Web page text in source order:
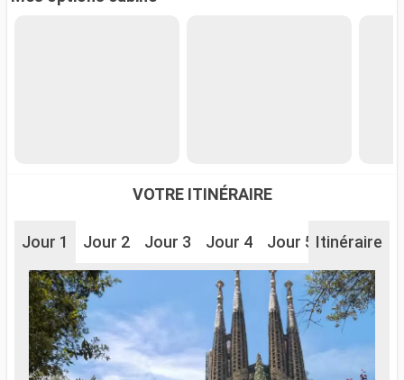
VOTRE ITINÉRAIRE
Jour 1 Jour 2 Jour 3 Jour 4 Jour 5 Jour 6
Itinéraire